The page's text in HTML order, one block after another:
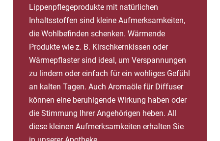
Lippenpflegeprodukte mit natürlichen
Inhaltsstoffen sind kleine Aufmerksamkeiten,
die Wohlbefinden schenken. Wärmende
Produkte wie z. B. Kirschkernkissen oder
Wärmepflaster sind ideal, um Verspannungen
zu lindern oder einfach für ein wohliges Gefühl
an kalten Tagen. Auch Aromaöle für Diffuser
können eine beruhigende Wirkung haben oder
die Stimmung Ihrer Angehörigen heben. All
diese kleinen Aufmerksamkeiten erhalten Sie